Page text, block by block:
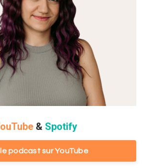
& Spotify
le podcast sur YouTube